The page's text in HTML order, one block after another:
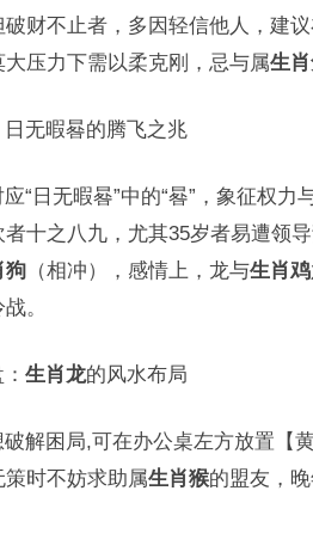
财不止者，多因轻信他人，建
压力下需以柔克刚，忌与属生
日无暇晷的腾飞之兆
应“日无暇晷”中的“晷”，象征权
十之八九，尤其35岁者易遭领
狗 （相冲），感情上，龙与生肖鸡
。
生肖龙的风水布局
解困局,可在办公桌左方放置【
时不妨求助属生肖猴的盟友，